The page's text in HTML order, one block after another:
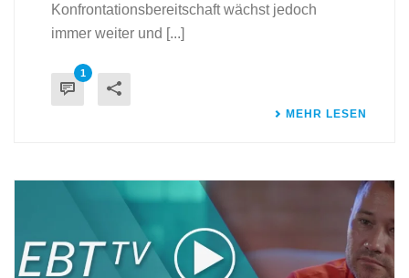
Konfrontationsbereitschaft wächst jedoch
immer weiter und [...]
1
MEHR LESEN